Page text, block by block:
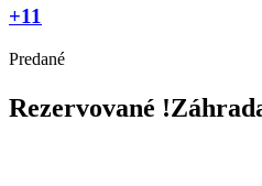
+11
Predané
Rezervované